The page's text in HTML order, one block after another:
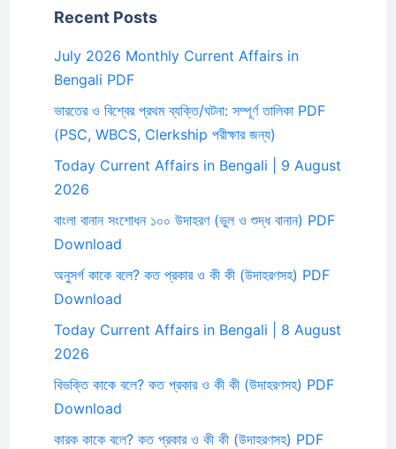
Recent Posts
July 2026 Monthly Current Affairs in
Bengali PDF
ভারতের ও বিশ্বের প্রথম ব্যক্তি/ঘটনা: সম্পূর্ণ তালিকা PDF
(PSC, WBCS, Clerkship পরীক্ষার জন্য)
Today Current Affairs in Bengali | 9 August
2026
বাংলা বানান সংশোধন ১০০ উদাহরণ (ভুল ও শুদ্ধ বানান) PDF
Download
অনুসর্গ কাকে বলে? কত প্রকার ও কী কী (উদাহরণসহ) PDF
Download
Today Current Affairs in Bengali | 8 August
2026
বিভক্তি কাকে বলে? কত প্রকার ও কী কী (উদাহরণসহ) PDF
Download
কারক কাকে বলে? কত প্রকার ও কী কী (উদাহরণসহ) PDF